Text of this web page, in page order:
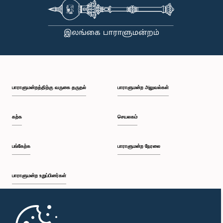
நேரங்களிலும் நாடாளுமன்றத்தின் கண்ணியம் மற்றும் அதிகாரத்தை நிலைநிறுத்த வேண்டும் என்று
இந்தக் குழு வலியுறுத்த விரும்புகிறது.அரசாங்க பொறுப்பு முயற்சிகள் பற்றிய குழுஇலங்கை
பாராளுமன்றத்திற்கு வருகை தருதல்
கற்க
பங்கேற்க
பாராளுமன்ற உறுப்பினர்கள்
முதற்பக்கம்
பாராளுமன்ற அலுவல்கள்
செயலகம்
பாராளுமன்ற நேரலை